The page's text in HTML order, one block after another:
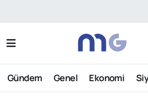
Gündem Genel Ekonomi
Nöbetçi Eczaneler
Hava Durumu